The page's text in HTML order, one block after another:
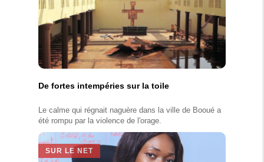
De fortes intempéries sur la toile
Le calme qui régnait naguère dans la ville de Booué a
été rompu par la violence de l'orage.
SUR LE NET